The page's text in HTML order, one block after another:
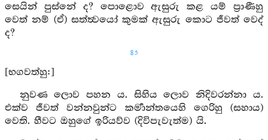
සෙයින් පුස්නේ ද? පොළොව ඇසුරු කළ යම් ප්‍රාණීහු
වෙත් නම් (ඒ) සත්ත්‍වයෝ කුමක් ඇසුරු කොට ජීවත් වෙද්
ද?
85
[භගවත්හු:]
නුවණ ලොව පහන ය. සිහිය ලොව නිදිවරන්නා ය.
එක්ව ජීවත් වන්නවුන්ට කර්‍මාන්තයෙහි ගෙරිහු (සහාය)
වෙති. හීවට ඔහුගේ ඉරියව්ව (දිවිපැවැත්ම) යි.